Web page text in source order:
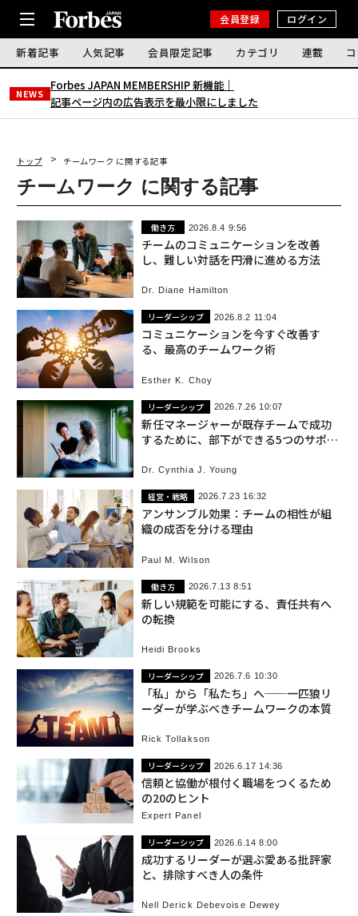
会員登録 ログイン
新着記事 人気記事 会員限定記事 カテゴリ 連載
NEWS
Forbes JAPAN MEMBERSHIP 新機能｜
記事ページ内の広告表示を最小限にしました
トップ チームワーク に関する記事
チームワーク に関する記事
働き方 2026.8.4 9:56
チームのコミュニケーションを改善
し、難しい対話を円滑に進める方法
Dr. Diane Hamilton
リーダーシップ 2026.8.2 11:04
コミュニケーションを今すぐ改善す
る、最高のチームワーク術
Esther K. Choy
リーダーシップ 2026.7.26 10:07
新任マネージャーが既存チームで成功
するために、部下ができる5つのサポー
Dr. Cynthia J. Young
経営・戦略 2026.7.23 16:32
アンサンブル効果：チームの相性が組
織の成否を分ける理由
Paul M. Wilson
働き方 2026.7.13 8:51
新しい規範を可能にする、責任共有へ
の転換
Heidi Brooks
リーダーシップ 2026.7.6 10:30
「私」から「私たち」へ──一匹狼リ
ーダーが学ぶべきチームワークの本質
Rick Tollakson
リーダーシップ 2026.6.17 14:36
信頼と協働が根付く職場をつくるため
の20のヒント
Expert Panel
リーダーシップ 2026.6.14 8:00
成功するリーダーが選ぶ愛ある批評家
と、排除すべき人の条件
Nell Derick Debevoise Dewey